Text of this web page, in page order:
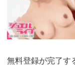
無料登録が完了す